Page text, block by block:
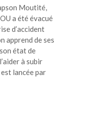
Moutité,
a été évacué
d’accident
apprend de ses
état de
à subir
lancée par